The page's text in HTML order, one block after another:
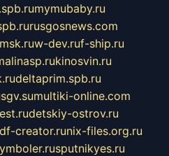
mymubaby.ru
rusgosnews.com
w-dev.ruf-ship.ru
kinosvin.ru
deltaprim.spb.ru
sgv.sumultiki-online.com
detskiy-ostrov.ru
creator.runix-files.org.ru
sputnikyes.ru